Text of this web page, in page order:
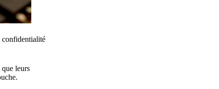
confidentialité
que leurs